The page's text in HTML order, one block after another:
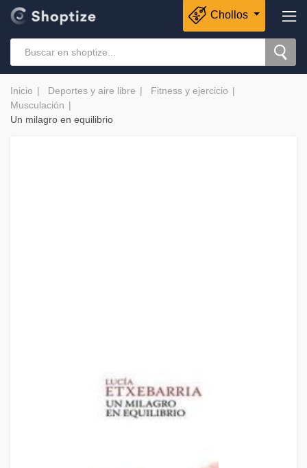
Chollos
Inicio Deportes y aire libre
Fitness y ejercicio
Musculación
Un milagro en equilibrio